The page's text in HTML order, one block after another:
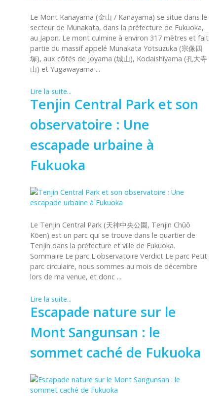
Le Mont Kanayama (金山 / Kanayama) se situe dans le
secteur de Munakata, dans la préfecture de Fukuoka,
au Japon. Le mont culmine à environ 317 mètres et fait
partie du massif appelé Munakata Yotsuzuka (宗像四
塚), aux côtés de Joyama (城山), Kodaishiyama (孔大寺
山) et Yugawayama ...
Lire la suite...
Tenjin Central Park et son
observatoire : Une
escapade urbaine à
Fukuoka
Le Tenjin Central Park (天神中央公園, Tenjin Chūō
Kōen) est un parc qui se trouve dans le quartier de
Tenjin dans la préfecture et ville de Fukuoka.
Sommaire Le parc L'observatoire Verdict Le parc Petit
parc circulaire, nous sommes au mois de décembre
lors de ma venue, et donc ...
Lire la suite...
Escapade nature sur le
Mont Sangunsan : le
sommet caché de Fukuoka